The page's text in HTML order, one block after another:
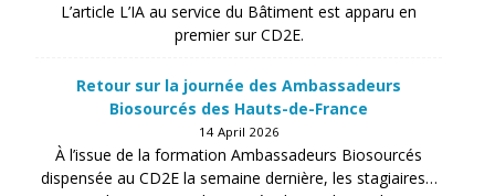
L’article L’IA au service du Bâtiment est apparu en
premier sur CD2E.
Retour sur la journée des Ambassadeurs
Biosourcés des Hauts-de-France
14 April 2026
À l’issue de la formation Ambassadeurs Biosourcés
dispensée au CD2E la semaine dernière, les stagiaires…